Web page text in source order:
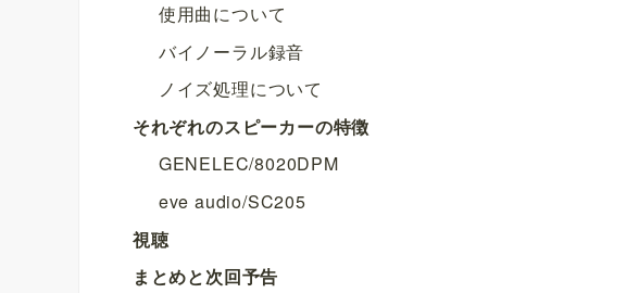
使用曲について
バイノーラル録音
ノイズ処理について
それぞれのスピーカーの特徴
GENELEC/8020DPM
eve audio/SC205
視聴
まとめと次回予告